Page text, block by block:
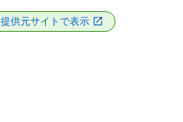
提供元サイトで表示